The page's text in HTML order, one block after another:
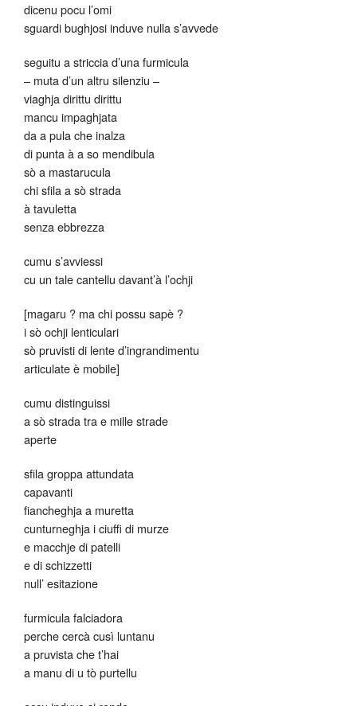
dicenu pocu l’omi
sguardi bughjosi induve nulla s’avvede
seguitu a striccia d’una furmicula
– muta d’un altru silenziu –
viaghja dirittu dirittu
mancu impaghjata
da a pula che inalza
di punta à a so mendibula
sò a mastarucula
chi sfila a sò strada
à tavuletta
senza ebbrezza
cumu s’avviessi
cu un tale cantellu davant’à l’ochji
[magaru ? ma chi possu sapè ?
i sò ochji lenticulari
sò pruvisti di lente d’ingrandimentu
articulate è mobile]
cumu distinguissi
a sò strada tra e mille strade
aperte
sfila groppa attundata
capavanti
fiancheghja a muretta
cunturneghja i ciuffi di murze
e macchje di patelli
e di schizzetti
null’ esitazione
furmicula falciadora
perche cercà cusì luntanu
a pruvista che t’hai
a manu di u tò purtellu